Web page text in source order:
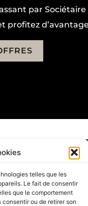
telles que les
Le fait de consentir
que le comportement
ou de retirer son
par
profitez
profitez d’une